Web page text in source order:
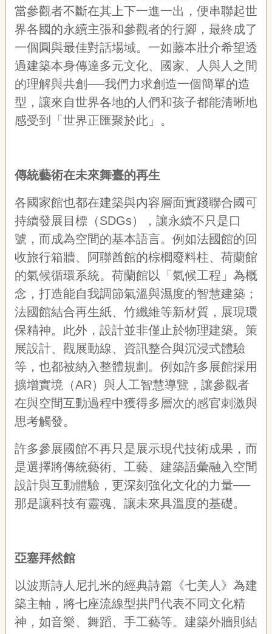
府
網
站
資
料
開
放
宣
告
覽
b
R
S
S
當參觀者不斷在其上下一進一出，便串聯起世
界各國的永續主張和參觀者的行腳，最終成了
一個圓與最佳對話場域。一如藤本壯介希望透
過建築本身傳達多元文化、國家、人與人之間
的理解與共創──我們力求創造一個簡單的造
型，讓來自世界各地的人們和孩子都能清晰地
感受到「世界正匯聚於此」。
傳統藝術在未來舞臺的再生
各國家館也都在建築與內容層面實踐聯合國可
持續發展目標（SDGs），讓永續不只是口
號，而成為空間的基本語言。例如法國館的回
收旅行箱牆、阿聯酋館的棕櫚廢料柱、荷蘭館
的氣候循環系統。荷蘭館以「氣候工程」為概
念，打造能自我調節氣溫與濕度的智慧建築；
法國館結合再生紙、竹纖維等新材質，展現環
保精神。此外，設計並非僅止於物理建築。策
展設計、觀展動線、資訊整合與沉浸式體驗
等，也都被納入整體規劃。例如許多展館採用
擴增實境（AR）與人工智慧導覽，讓參觀者
在與空間互動過程中獲得多層次的感官刺激與
思考觸發。
許多參展國館不再只是展示現代技術成果，而
是選擇將傳統藝術、工藝、建築語彙融入空間
設計與互動體驗，更深刻強化文化的力量──
那是讓科技有靈魂、讓未來具溫度的基礎。
亞塞拜然館
以波斯詩人尼扎米的經典詩篇《七美人》為建
築主軸，將七座流線型拱門代表不同文化精
神，如音樂、舞蹈、手工藝等。建築外牆則結